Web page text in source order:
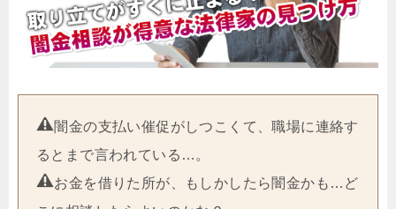
闇金の支払い催促がしつこくて、職場に連絡す
るとまで言われている…。
お金を借りた所が、もしかしたら闇金かも…ど